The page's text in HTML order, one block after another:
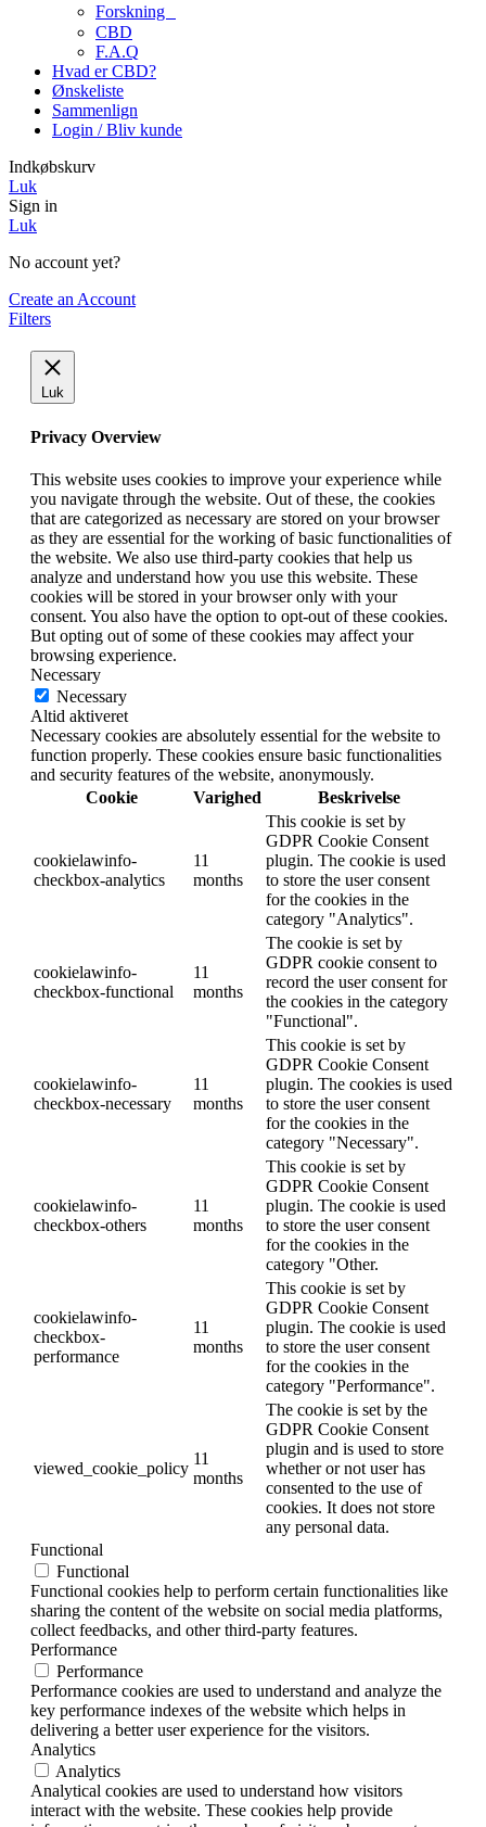
Forskning
CBD
F.A.Q
Hvad er CBD?
Ønskeliste
Sammenlign
Login / Bliv kunde
Indkøbskurv
Luk
Sign in
Luk
No account yet?
Create an Account
Filters
Luk
Privacy Overview
This website uses cookies to improve your experience while
you navigate through the website. Out of these, the cookies
that are categorized as necessary are stored on your browser
as they are essential for the working of basic functionalities of
the website. We also use third-party cookies that help us
analyze and understand how you use this website. These
cookies will be stored in your browser only with your
consent. You also have the option to opt-out of these cookies.
But opting out of some of these cookies may affect your
browsing experience.
Necessary
Necessary
Altid aktiveret
Necessary cookies are absolutely essential for the website to
function properly. These cookies ensure basic functionalities
and security features of the website, anonymously.
Cookie
Varighed Beskrivelse
cookielawinfo-
checkbox-analytics
11
months
This cookie is set by
GDPR Cookie Consent
plugin. The cookie is used
to store the user consent
for the cookies in the
category "Analytics".
cookielawinfo-
checkbox-functional
11
months
The cookie is set by
GDPR cookie consent to
record the user consent for
the cookies in the category
"Functional".
cookielawinfo-
checkbox-necessary
11
months
This cookie is set by
GDPR Cookie Consent
plugin. The cookies is used
to store the user consent
for the cookies in the
category "Necessary".
cookielawinfo-
checkbox-others
11
months
This cookie is set by
GDPR Cookie Consent
plugin. The cookie is used
to store the user consent
for the cookies in the
category "Other.
cookielawinfo-
checkbox-
performance
11
months
This cookie is set by
GDPR Cookie Consent
plugin. The cookie is used
to store the user consent
for the cookies in the
category "Performance".
viewed_cookie_policy
11
months
The cookie is set by the
GDPR Cookie Consent
plugin and is used to store
whether or not user has
consented to the use of
cookies. It does not store
any personal data.
Functional
Functional
Functional cookies help to perform certain functionalities like
sharing the content of the website on social media platforms,
collect feedbacks, and other third-party features.
Performance
Performance
Performance cookies are used to understand and analyze the
key performance indexes of the website which helps in
delivering a better user experience for the visitors.
Analytics
Analytics
Analytical cookies are used to understand how visitors
interact with the website. These cookies help provide